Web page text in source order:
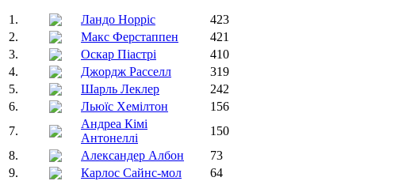
1. Ландо Норріс
423
2.
Макс Ферстаппен
421
3.
Оскар Піастрі
410
4.
Джордж Расселл
319
5.
Шарль Леклер
242
6.
Льюїс Хемілтон
156
7.
Андреа Кімі
Антонеллі
150
8.
Александер Албон
73
9.
Карлос Сайнс-мол
64